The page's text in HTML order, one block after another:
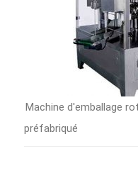
Machine d'emballage
préfabriqué